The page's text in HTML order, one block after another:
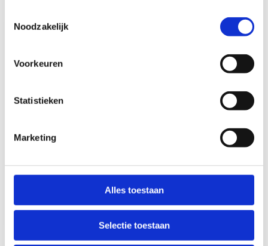
Noodzakelijk
Voorkeuren
Statistieken
Marketing
Alles toestaan
Selectie toestaan
Driegatsspanner 3m
Vergelijk